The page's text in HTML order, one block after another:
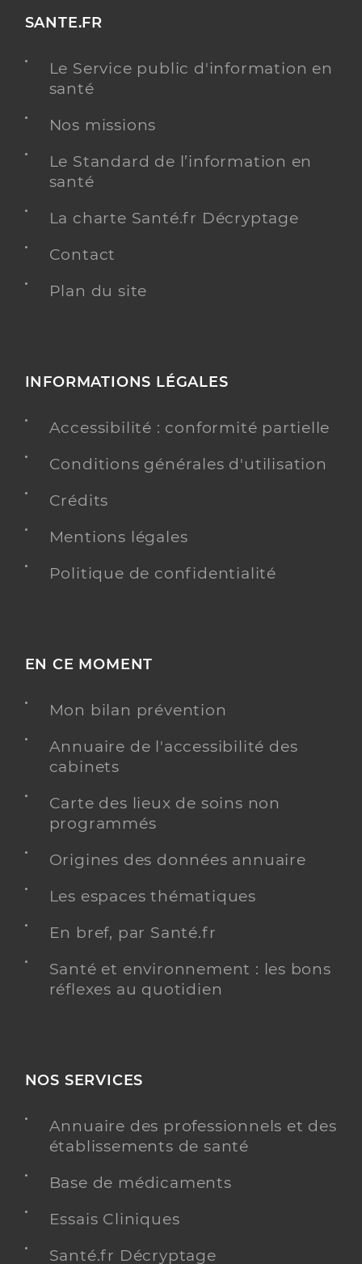
SANTE.FR
Le Service public d'information en
santé
Nos missions
Le Standard de l’information en
santé
La charte Santé.fr Décryptage
Contact
Plan du site
INFORMATIONS LÉGALES
Accessibilité : conformité partielle
Conditions générales d'utilisation
Crédits
Mentions légales
Politique de confidentialité
EN CE MOMENT
Mon bilan prévention
Annuaire de l'accessibilité des
cabinets
Carte des lieux de soins non
programmés
Origines des données annuaire
Les espaces thématiques
En bref, par Santé.fr
Santé et environnement : les bons
réflexes au quotidien
NOS SERVICES
Annuaire des professionnels et des
établissements de santé
Base de médicaments
Essais Cliniques
Santé.fr Décryptage